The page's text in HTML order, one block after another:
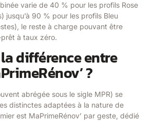
varie de 40 % pour les profils Rose
jusqu’à 90 % pour les profils Bleu
le reste à charge pouvant être
à taux zéro.
différence entre
?
abrégée sous le sigle MPR) se
distinctes adaptées à la nature de
est MaPrimeRénov’ par geste, dédié